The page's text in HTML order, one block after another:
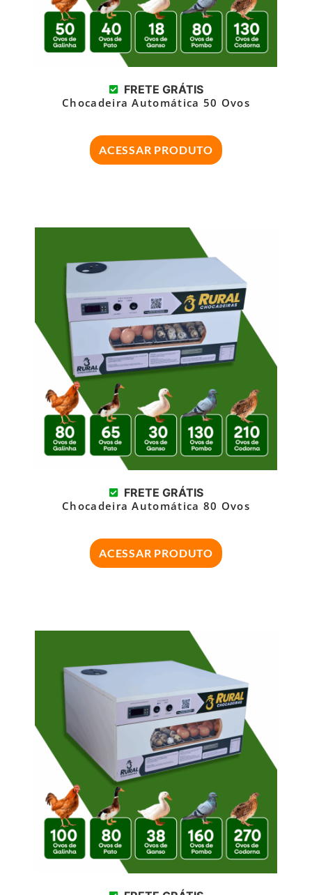
FRETE GRÁTIS
Chocadeira Automática 50 Ovos
ACESSAR PRODUTO
FRETE GRÁTIS
Chocadeira Automática 80 Ovos
ACESSAR PRODUTO